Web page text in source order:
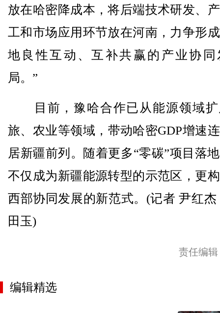
放在哈密降成本，将后端技术研发、
工和市场应用环节放在河南，力争形
地良性互动、互补共赢的产业协同
局。”
目前，豫哈合作已从能源领域扩
旅、农业等领域，带动哈密GDP增速
居新疆前列。随着更多“零碳”项目落
不仅成为新疆能源转型的示范区，更
西部协同发展的新范式。(记者 尹红杰
田玉)
责任编
编辑精选